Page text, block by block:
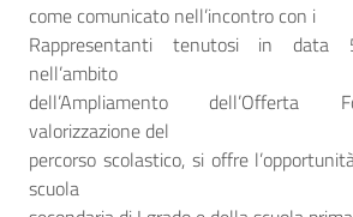
come comunicato nell’incontro con i
Rappresentanti tenutosi in data
nell’ambito
dell’Ampliamento dell’Offerta
valorizzazione del
percorso scolastico, si offre
scuola